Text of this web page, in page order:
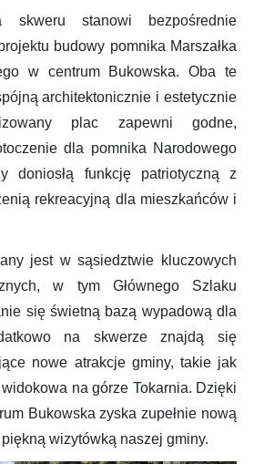
skweru stanowi bezpośrednie
budowy pomnika Marszałka
w centrum Bukowska. Oba te
architektonicznie i estetycznie
plac zapewni godne,
dla pomnika Narodowego
doniosłą funkcję patriotyczną z
rekreacyjną dla mieszkańców i
jest w sąsiedztwie kluczowych
w tym Głównego Szlaku
się świetną bazą wypadową dla
na skwerze znajdą się
nowe atrakcje gminy, takie jak
na górze Tokarnia. Dzięki
Bukowska zyska zupełnie nową
wizytówką naszej gminy.